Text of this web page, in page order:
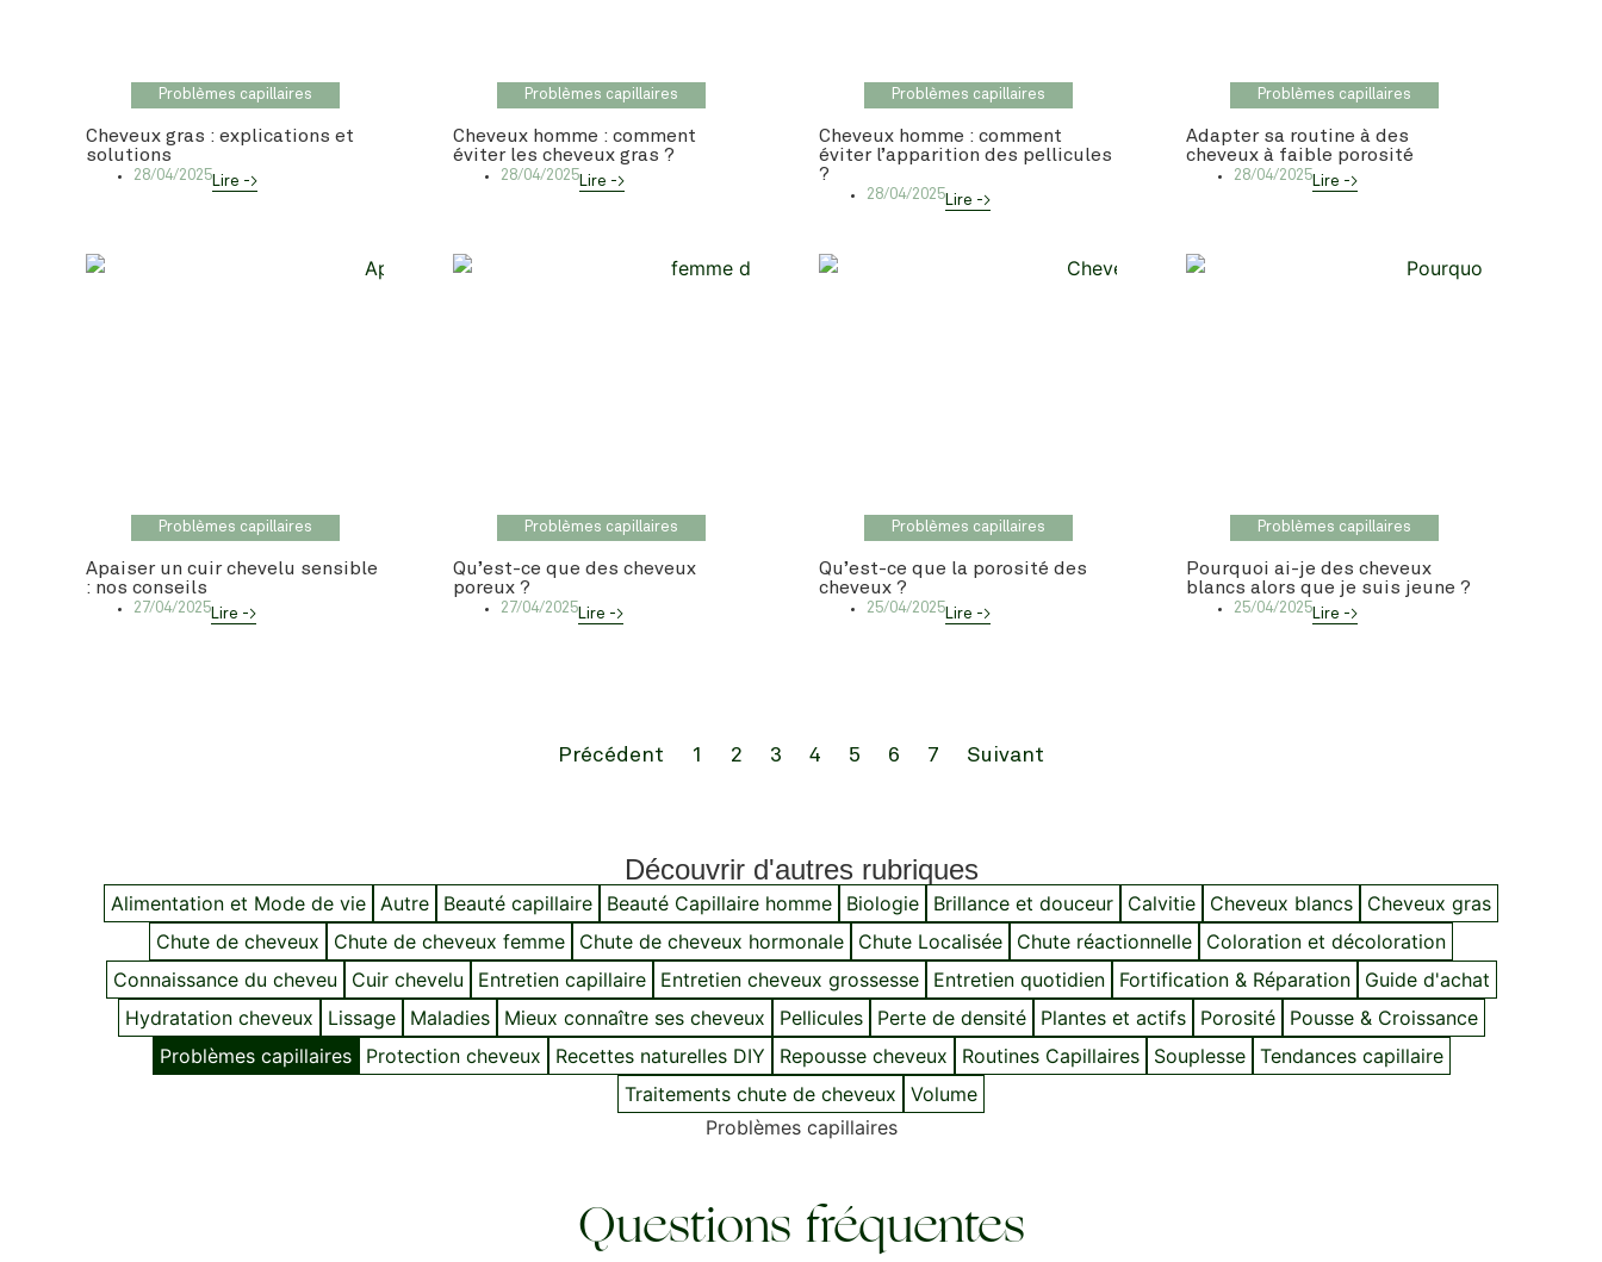
Problèmes capillaires
Cheveux gras : explications et
solutions
28/04/2025Lire ->
Problèmes capillaires
Cheveux homme : comment
éviter les cheveux gras ?
28/04/2025Lire ->
Problèmes capillaires
Cheveux homme : comment
éviter l’apparition des pellicules
?
28/04/2025Lire ->
Problèmes capillaires
Adapter sa routine à des
cheveux à faible porosité
28/04/2025Lire ->
Problèmes capillaires
Apaiser un cuir chevelu sensible
: nos conseils
27/04/2025Lire ->
Problèmes capillaires
Qu’est-ce que des cheveux
poreux ?
27/04/2025Lire ->
Problèmes capillaires
Qu’est-ce que la porosité des
cheveux ?
25/04/2025Lire ->
Problèmes capillaires
Pourquoi ai-je des cheveux
blancs alors que je suis jeune ?
25/04/2025Lire ->
Précédent 1 2 3 4 5 6 7 Suivant
Découvrir d'autres rubriques
Alimentation et Mode de vie Autre Beauté capillaire Beauté Capillaire homme Biologie Brillance et douceur Calvitie Cheveux blancs
Cheveux gras
Chute de cheveux
Chute de cheveux femme Chute de cheveux hormonale Chute Localisée Chute réactionnelle
Coloration et décoloration
Connaissance du cheveu
Cuir chevelu Entretien capillaire Entretien cheveux grossesse Entretien quotidien Fortification & Réparation
Guide d'achat
Hydratation cheveux
Lissage Maladies Mieux connaître ses cheveux Pellicules Perte de densité Plantes et actifs Porosité
Pousse & Croissance
Problèmes capillaires
Protection cheveux Recettes naturelles DIY Repousse cheveux Routines Capillaires Souplesse
Tendances capillaire
Traitements chute de cheveux
Volume
Problèmes capillaires
Questions fréquentes